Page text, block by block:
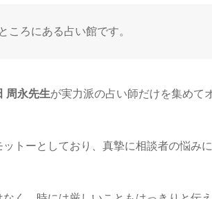
ころにある占い館です。
周永先生が実力派の占い師だけを集めて
ットーとしており、真摯に相談者の悩み